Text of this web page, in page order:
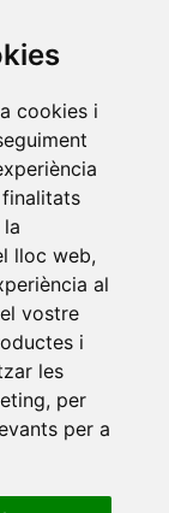
cookies i
lloc web,
al
vostre
i
les
, per
per a
d'Alacant
de
•Universitat
Girona •
Universitat
Jaume I
Hernández
•Universitat
de
València
Ramon Llull